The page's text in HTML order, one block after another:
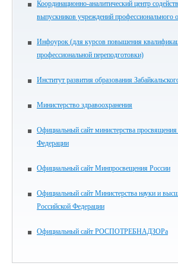
Координационно-аналитический центр
выпускников учреждений профессионального
Инфоурок (для курсов повышения
профессиональной переподготовки)
Институт развития образования
Министерство здравоохранения
Официальный сайт министерства просвящения
Федерации
Официальный сайт Минпросвещения России
Официальный сайт Министерства науки и
Российской Федерации
Официальный сайт РОСПОТРЕБНАДЗОРа